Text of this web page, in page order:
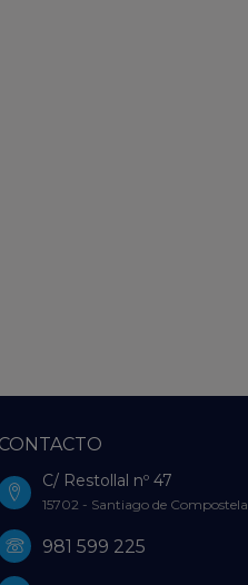
CONTACTO
C/ Restollal nº 47
15702 - Santiago de Compostela
981 599 225